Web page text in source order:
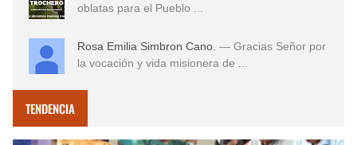
oblatas para el Pueblo ...
Rosa Emilia Simbron Cano. — Gracias Señor por
la vocación y vida misionera de ...
TENDENCIA